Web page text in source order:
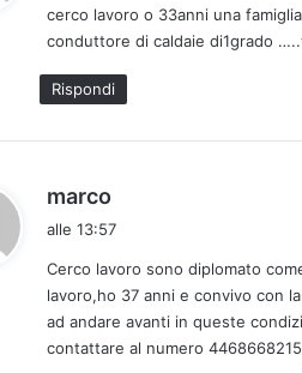
e
t
t
o
cerco lavoro o 33anni una
conduttore di caldaie di1grado
Rispondi
marco
a
e
t
t
o
alle 13:57
Cerco lavoro sono diplomato
lavoro,ho 37 anni e convivo con
ad andare avanti in queste
contattare al numero